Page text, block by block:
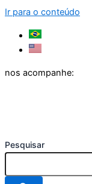
Ir para o conteúdo
nos acompanhe:
Pesquisar